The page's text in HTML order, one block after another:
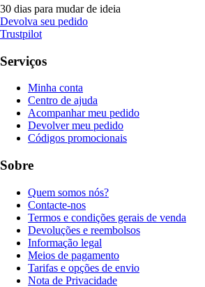
30 dias para mudar de ideia
Devolva seu pedido
Trustpilot
Serviços
Minha conta
Centro de ajuda
Acompanhar meu pedido
Devolver meu pedido
Códigos promocionais
Sobre
Quem somos nós?
Contacte-nos
Termos e condições gerais de venda
Devoluções e reembolsos
Informação legal
Meios de pagamento
Tarifas e opções de envio
Nota de Privacidade